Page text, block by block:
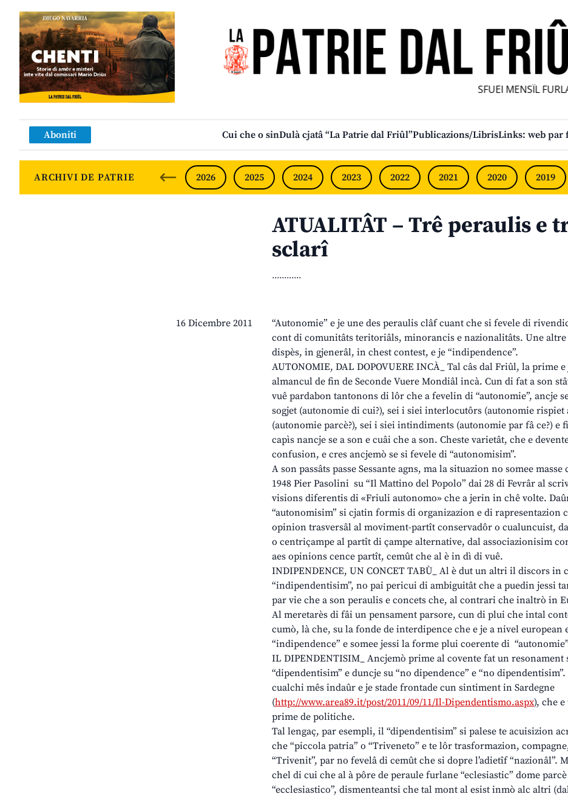
SFUEI MENSÎL
Aboniti Cui che o sinDulà cjatâ “La Patrie dal Friûl”Publicazions/LibrisLinks: web par
ARCHIVI DE PATRIE 2026 2025 2024 2023 2022 2021 2020 2019
ATUALITÂT – Trê peraulis e
sclarî
............
16 Dicembre 2011
“Autonomie” e je une des peraulis clâf cuant che si fevele di
cont di comunitâts teritoriâls, minorancis e nazionalitâts. Une altre
dispès, in gjenerâl, in chest contest, e je “indipendence”.
AUTONOMIE, DAL DOPOVUERE INCÀ_ Tal câs dal Friûl, la prime
almancul de fin de Seconde Vuere Mondiâl incà. Cun di fat a son
vuê pardabon tantonons di lôr che a fevelin di “autonomie”, ancje
sogjet (autonomie di cui?), sei i siei interlocutôrs (autonomie rispiet
(autonomie parcè?), sei i siei intindiments (autonomie par fâ ce?)
capìs nancje se a son e cuâi che a son. Cheste varietât, che e
confusion, e cres ancjemò se si fevele di “autonomisim”.
A son passâts passe Sessante agns, ma la situazion no somee
1948 Pier Pasolini su “Il Mattino del Popolo” dai 28 di Fevrâr al
visions diferentis di «Friuli autonomo» che a jerin in chê volte.
“autonomisim” si cjatin formis di organizazion e di rapresentazion
opinion trasversâl al moviment-partît conservadôr o cualuncuist,
o centriçampe al partît di çampe alternative, dal associazionisim
aes opinions cence partît, cemût che al è in dì di vuê.
INDIPENDENCE, UN CONCET TABÙ_ Al è dut un altri il discors in
“indipendentisim”, no pai pericui di ambiguitât che a puedin jessi
par vie che a son peraulis e concets che, al contrari che inaltrò in
Al meretarès di fâi un pensament parsore, cun di plui che intal
cumò, là che, su la fonde de interdipence che e je a nivel
“indipendence” e somee jessi la forme plui coerente di
IL DIPENDENTISIM_ Ancjemò prime al covente fat un resonament
“dipendentisim” e duncje su “no dipendence” e “no
cualchi mês indaûr e je stade frontade cun sintiment in Sardegne
(http://www.area89.it/post/2011/09/11/Il-Dipendentismo.aspx), che
prime de politiche.
Tal lengaç, par esempli, il “dipendentisim” si palese te acuisizion
che “piccola patria” o “Triveneto” e te lôr trasformazion,
“Trivenit”, par no fevelâ di cemût che si dopre l’adietîf “nazionâl”.
chel di cui che al à pôre de peraule furlane “eclesiastic” dome
“ecclesiastico”, dismenteantsi che tal mont al esist inmò alc altri